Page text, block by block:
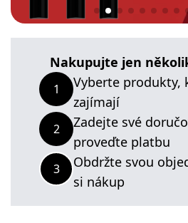
Nakupujte jen
1
Vyberte produkty,
zajímají
2
Zadejte své
proveďte platbu
3
Obdržte svou
si nákup